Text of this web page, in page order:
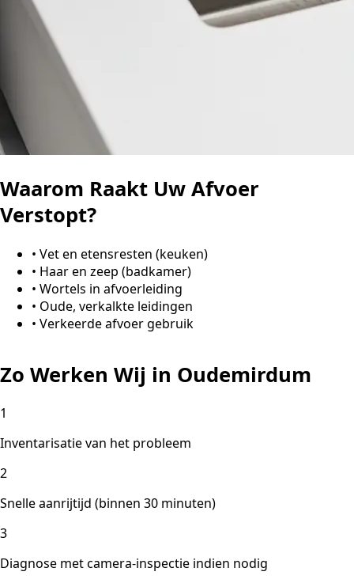
Waarom Raakt Uw Afvoer
Verstopt?
• Vet en etensresten (keuken)
• Haar en zeep (badkamer)
• Wortels in afvoerleiding
• Oude, verkalkte leidingen
• Verkeerde afvoer gebruik
Zo Werken Wij in Oudemirdum
1
Inventarisatie van het probleem
2
Snelle aanrijtijd (binnen 30 minuten)
3
Diagnose met camera-inspectie indien nodig